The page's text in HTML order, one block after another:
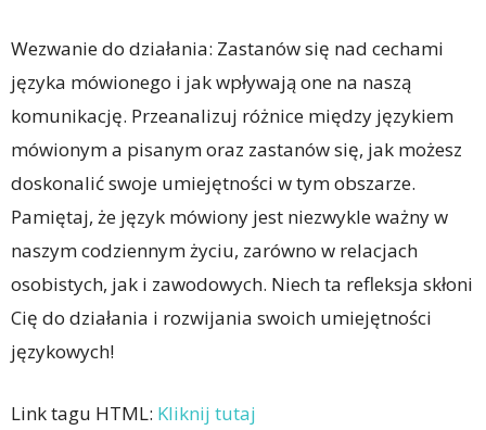
Wezwanie do działania: Zastanów się nad cechami
języka mówionego i jak wpływają one na naszą
komunikację. Przeanalizuj różnice między językiem
mówionym a pisanym oraz zastanów się, jak możesz
doskonalić swoje umiejętności w tym obszarze.
Pamiętaj, że język mówiony jest niezwykle ważny w
naszym codziennym życiu, zarówno w relacjach
osobistych, jak i zawodowych. Niech ta refleksja skłoni
Cię do działania i rozwijania swoich umiejętności
językowych!
Link tagu HTML: Kliknij tutaj